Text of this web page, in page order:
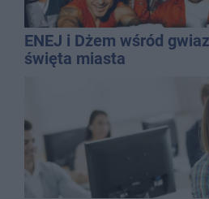
ENEJ i Dżem wśród
święta miasta